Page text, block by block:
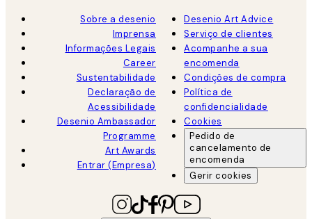
Sobre a desenio
Imprensa
Informações Legais
Career
Sustentabilidade
Declaração de
Acessibilidade
Desenio Ambassador
Programme
Art Awards
Entrar (Empresa)
Desenio Art Advice
Serviço de clientes
Acompanhe a sua
encomenda
Condições de compra
Política de
confidencialidade
Cookies
Pedido de
cancelamento de
encomenda
Gerir cookies